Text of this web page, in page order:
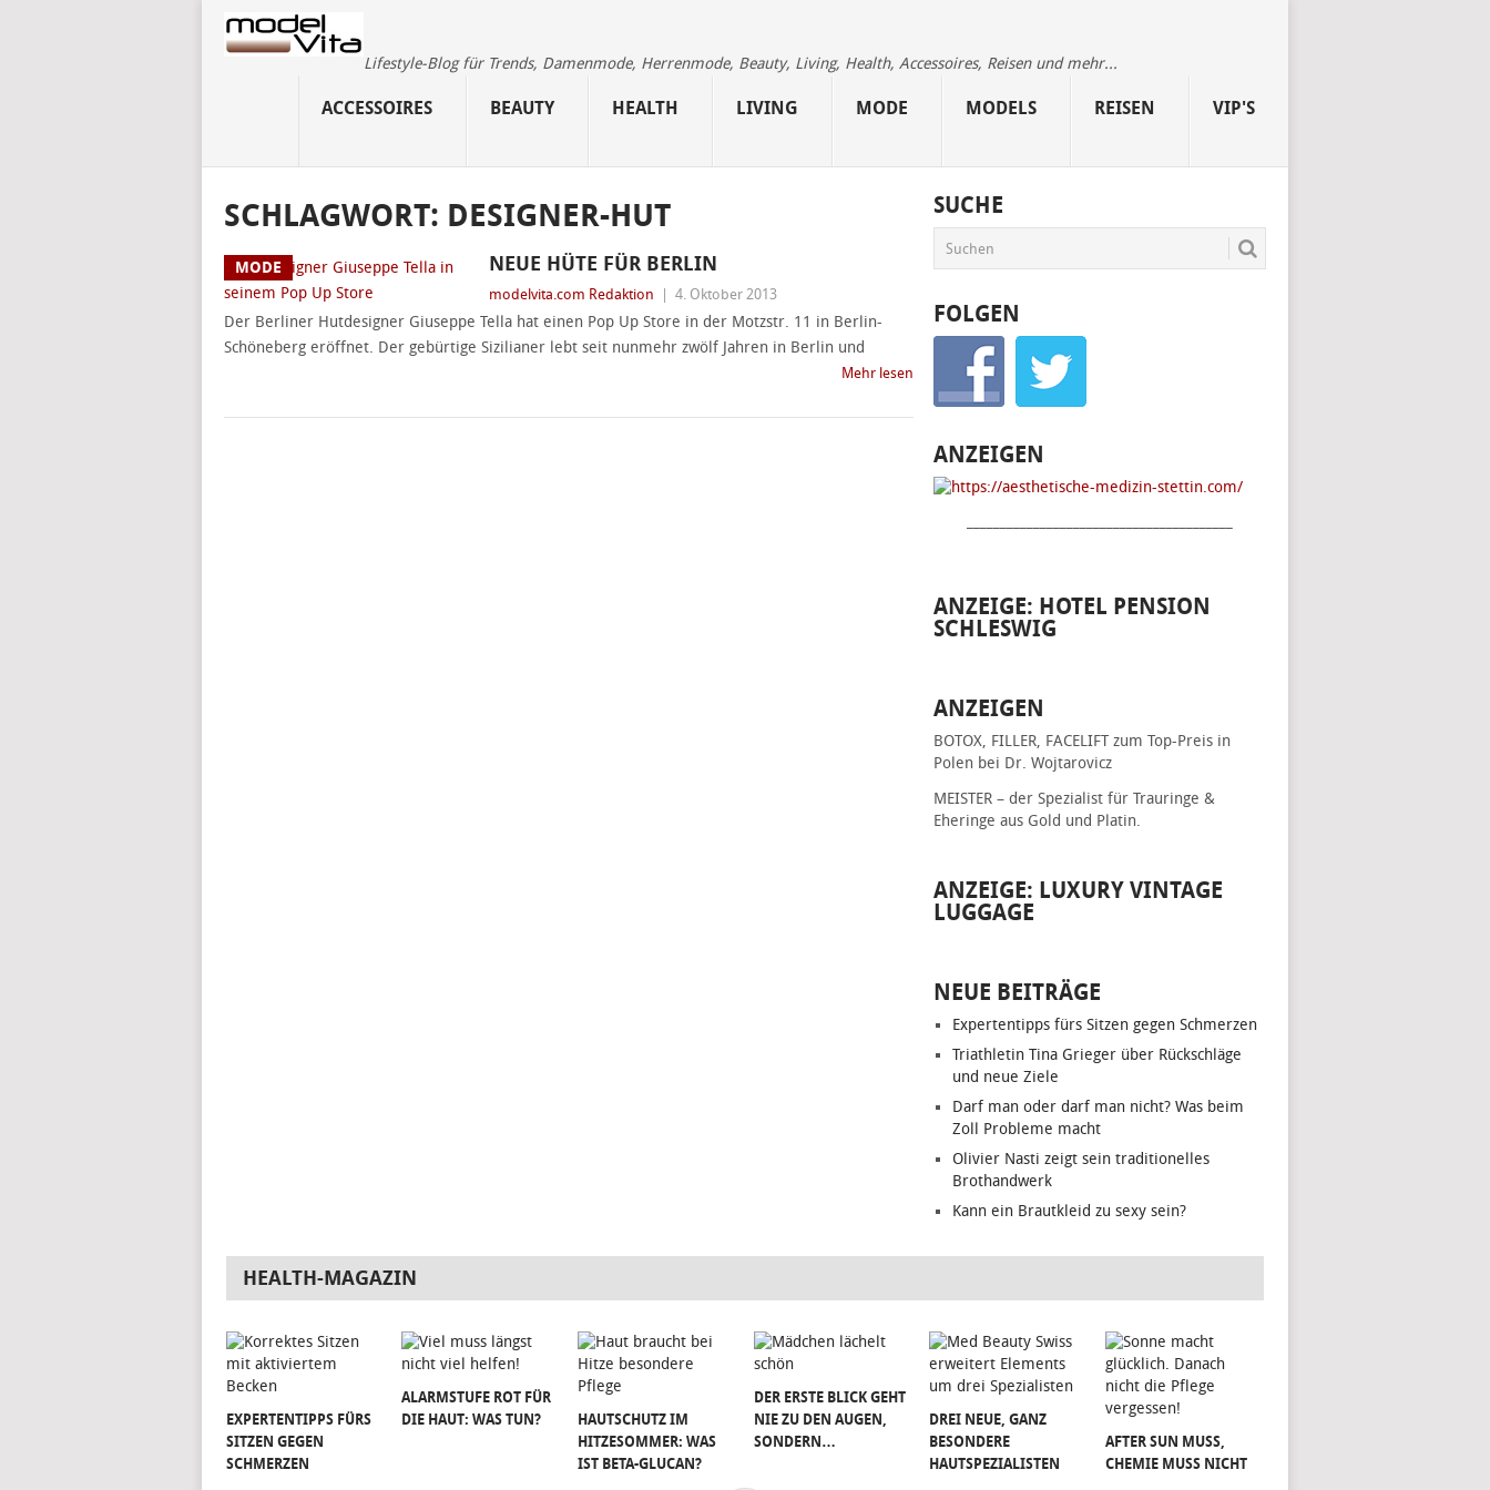
Lifestyle-Blog für Trends, Damenmode, Herrenmode, Beauty, Living, Health, Accessoires, Reisen und mehr...
ACCESSOIRES BEAUTY HEALTH LIVING MODE MODELS REISEN VIP'S
SCHLAGWORT: DESIGNER-HUT
MODE NEUE HÜTE FÜR BERLIN
modelvita.com Redaktion 4. Oktober 2013
Der Berliner Hutdesigner Giuseppe Tella hat einen Pop Up Store in der Motzstr. 11 in Berlin-
Schöneberg eröffnet. Der gebürtige Sizilianer lebt seit nunmehr zwölf Jahren in Berlin und
Mehr lesen
SUCHE
FOLGEN
ANZEIGEN
ANZEIGE: HOTEL PENSION
SCHLESWIG
ANZEIGEN
BOTOX, FILLER, FACELIFT zum Top-Preis in
Polen bei Dr. Wojtarovicz
MEISTER – der Spezialist für Trauringe &
Eheringe aus Gold und Platin.
ANZEIGE: LUXURY VINTAGE
LUGGAGE
NEUE BEITRÄGE
Expertentipps fürs Sitzen gegen Schmerzen
Triathletin Tina Grieger über Rückschläge
und neue Ziele
Darf man oder darf man nicht? Was beim
Zoll Probleme macht
Olivier Nasti zeigt sein traditionelles
Brothandwerk
Kann ein Brautkleid zu sexy sein?
HEALTH-MAGAZIN
EXPERTENTIPPS FÜRS
SITZEN GEGEN
SCHMERZEN
ALARMSTUFE ROT FÜR
DIE HAUT: WAS TUN?
HAUTSCHUTZ IM
HITZESOMMER: WAS
IST BETA-GLUCAN?
DER ERSTE BLICK GEHT
NIE ZU DEN AUGEN,
SONDERN…
DREI NEUE, GANZ
BESONDERE
HAUTSPEZIALISTEN
AFTER SUN MUSS,
CHEMIE MUSS NICHT